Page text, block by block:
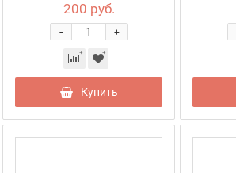
200 руб.
+
-
Купить